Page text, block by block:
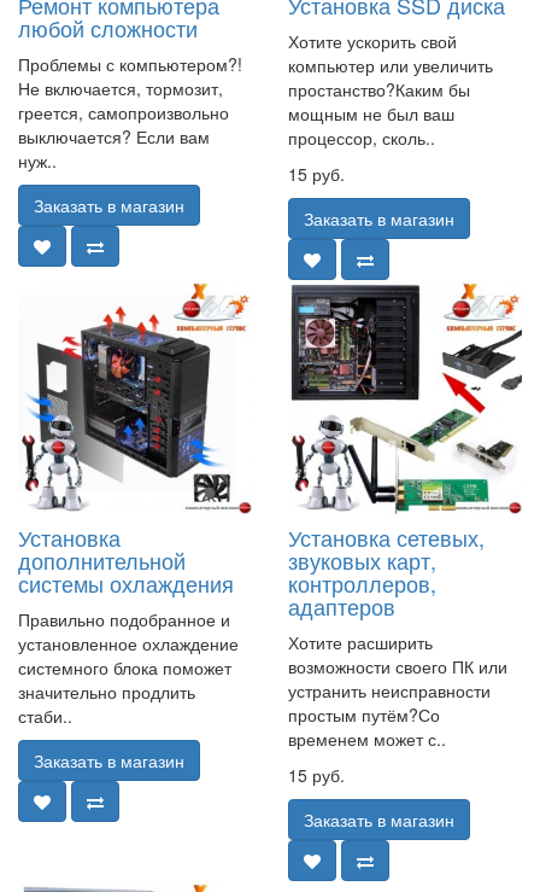
любой сложности
Проблемы с компьютером?!
Не включается, тормозит,
греется, самопроизвольно
выключается? Если вам
нуж..
Заказать в магазин
Хотите ускорить свой
компьютер или увеличить
простанство?Каким бы
мощным не был ваш
процессор, сколь..
15 руб.
Заказать в магазин
Установка
дополнительной
системы охлаждения
Правильно подобранное и
установленное охлаждение
системного блока поможет
значительно продлить
стаби..
Заказать в магазин
Установка сетевых,
звуковых карт,
контроллеров,
адаптеров
Хотите расширить
возможности своего ПК или
устранить неисправности
простым путём?Со
временем может с..
15 руб.
Заказать в магазин